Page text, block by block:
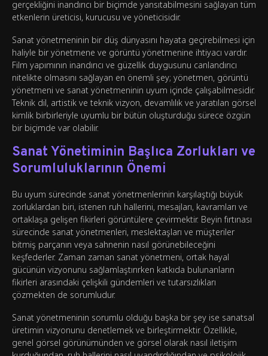
gerçekliğini inandırıcı bir biçimde yansıtabilmesini sağlayan tüm
etkenlerin üreticisi, kurucusu ve yöneticisidir.
Sanat yönetmeninin bir düş dünyasını hayata geçirebilmesi için
haliyle bir yönetmene ve görüntü yönetmenine ihtiyacı vardır.
Film yapımının inandırıcı ve güzellik duygusunu canlandırıcı
nitelikte olmasını sağlayan en önemli şey; yönetmen, görüntü
yönetmeni ve sanat yönetmeninin uyum içinde çalışabilmesidir.
Teknik dil, artistik ve teknik vizyon, devamlılık ve yaratılan görsel
kimlik birbirleriyle uyumlu bir bütün oluşturduğu sürece özgün
bir biçimde var olabilir.
Sanat Yönetiminin Başlıca Zorlukları ve
Sorumluluklarının Önemi
Bu uyum sürecinde sanat yönetmenlerinin karşılaştığı büyük
zorluklardan biri, istenen ruh hallerini, mesajları, kavramları ve
ortaklaşa gelişen fikirleri görüntülere çevirmektir. Beyin fırtınası
sürecinde sanat yönetmenleri, meslektaşları ve müşteriler
bitmiş parçanın veya sahnenin nasıl görünebileceğini
keşfederler. Zaman zaman sanat yönetmeni, ortak hayal
gücünün vizyonunu sağlamlaştırırken katkıda bulunanların
fikirleri arasındaki çelişkili gündemleri ve tutarsızlıkları
çözmekten de sorumludur.
Sanat yönetmeninin sorumlu olduğu başka bir şey ise sanatsal
üretimin vizyonunu denetlemek ve birleştirmektir. Özellikle,
genel görsel görünümünden ve görsel olarak nasıl iletişim